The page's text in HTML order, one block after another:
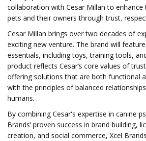
collaboration with Cesar Millan to enhance
pets and their owners through trust,
Cesar Millan brings over two decades of
exciting new venture. The brand will
essentials, including toys, training tools,
product reflects Cesar’s core values of
offering solutions that are both functional
with the principles of balanced
humans.
By combining Cesar's expertise in canine
Brands’ proven success in brand building,
creation, and social commerce, Xcel